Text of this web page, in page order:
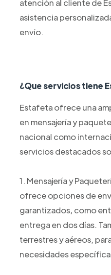
atención al cliente de
asistencia
envío.
¿Que servicios tiene
Estafeta ofrece una
en mensajería y
nacional como
servicios destacados
1. Mensajería y
ofrece opciones de
garantizados, como
entrega en dos días.
terrestres y aéreos,
necesidades